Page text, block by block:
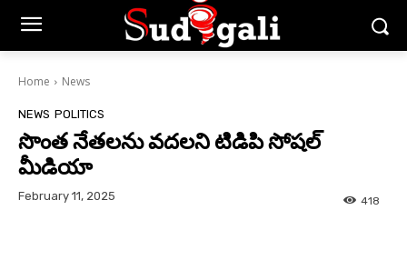
Home News
NEWS POLITICS
సొంత నేతలను వదలని టిడిపి సోషల్
మీడియా
February 11, 2025 418